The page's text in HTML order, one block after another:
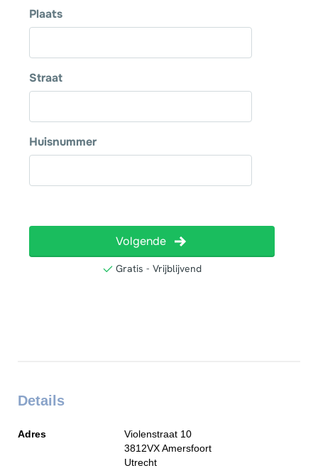
Details
Adres
Violenstraat 10
3812VXAmersfoort
Utrecht